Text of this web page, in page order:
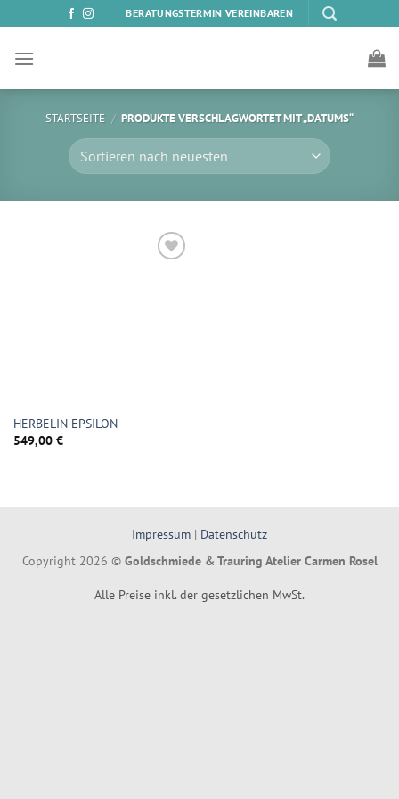
Inhalt
springen
BERATUNGSTERMIN VEREINBAREN
STARTSEITE / PRODUKTE VERSCHLAGWORTET MIT „DATUMS“
HERBELIN EPSILON
549,00 €
Impressum | Datenschutz
Copyright 2026 © Goldschmiede & Trauring Atelier Carmen Rosel
Alle Preise inkl. der gesetzlichen MwSt.